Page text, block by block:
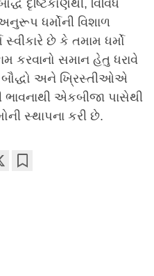
દૃષ્ટિકોણથી, વિવિધ
ધર્મોની વિશાળ
છે કે તમામ ધર્મો
કરવાનો સમાન હેતુ ધરાવે
અને ખ્રિસ્તીઓએ
એકબીજા પાસેથી
સ્થાપના કરી છે.